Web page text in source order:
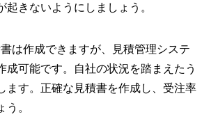
起きないようにしましょう。
は作成できますが、見積管理システ
成可能です。自社の状況を踏まえたう
ます。正確な見積書を作成し、受注率
。